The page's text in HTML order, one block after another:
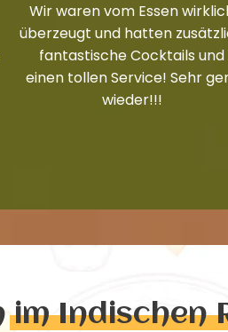
Wir waren vom Essen
überzeugt und hatten
fantastische Cocktails und
einen tollen Service! Sehr
wieder!!!
im Indischen